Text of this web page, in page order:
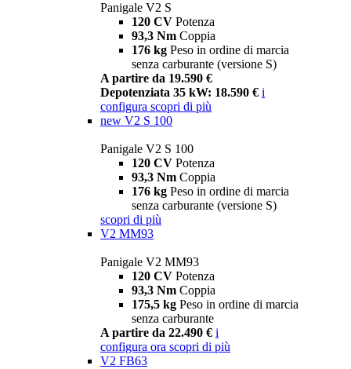
Panigale V2 S
120 CV Potenza
93,3 Nm Coppia
176 kg Peso in ordine di marcia
senza carburante (versione S)
A partire da 19.590 €
Depotenziata 35 kW: 18.590 € i
configura scopri di più
new V2 S 100
Panigale V2 S 100
120 CV Potenza
93,3 Nm Coppia
176 kg Peso in ordine di marcia
senza carburante (versione S)
scopri di più
V2 MM93
Panigale V2 MM93
120 CV Potenza
93,3 Nm Coppia
175,5 kg Peso in ordine di marcia
senza carburante
A partire da 22.490 € i
configura ora scopri di più
V2 FB63